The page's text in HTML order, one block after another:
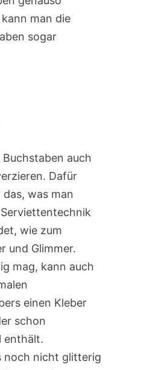
man die
sogar
auch
Dafür
was man
wie zum
und Glimmer.
mag, kann auch
einen Kleber
schon
enthält.
noch nicht glitterig